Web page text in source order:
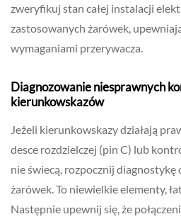
zweryfikuj stan całej instalacji
zastosowanych żarówek,
wymaganiami przerywacza.
Diagnozowanie niesprawnych
kierunkowskazów
Jeżeli kierunkowskazy działają
desce rozdzielczej (pin C) lub
nie świecą, rozpocznij diagnostykę
żarówek. To niewielkie elementy,
Następnie upewnij się, że